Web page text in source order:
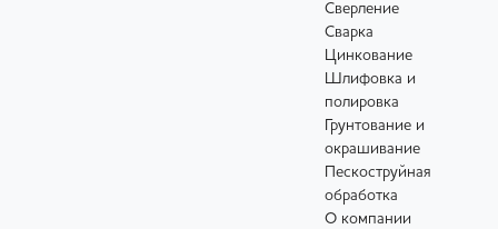
Сверление
Сварка
Цинкование
Шлифовка и
полировка
Грунтование и
окрашивание
Пескоструйная
обработка
О компании